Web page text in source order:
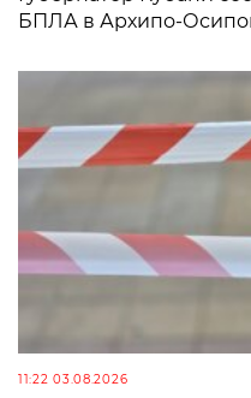
БПЛА в Архипо-
11:22 03.08.2026